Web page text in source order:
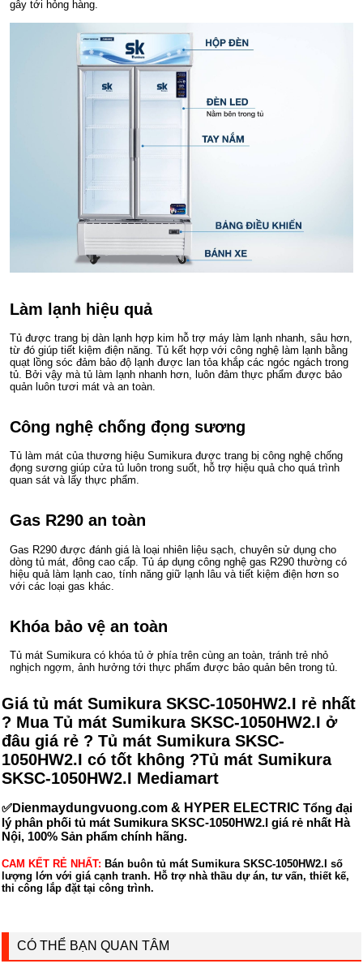
gây tới hỏng hàng.
Làm lạnh hiệu quả
Tủ được trang bị dàn lạnh hợp kim hỗ trợ máy làm lạnh nhanh, sâu hơn,
từ đó giúp tiết kiệm điện năng. Tủ kết hợp với công nghệ làm lạnh bằng
quạt lồng sóc đảm bảo độ lạnh được lan tỏa khắp các ngóc ngách trong
tủ. Bởi vậy mà tủ làm lạnh nhanh hơn, luôn đảm thực phẩm được bảo
quản luôn tươi mát và an toàn.
Công nghệ chống đọng sương
Tủ làm mát của thương hiệu Sumikura được trang bị công nghệ chống
đọng sương giúp cửa tủ luôn trong suốt, hỗ trợ hiệu quả cho quá trình
quan sát và lấy thực phẩm.
Gas R290 an toàn
Gas R290 được đánh giá là loại nhiên liệu sạch, chuyên sử dụng cho
dòng tủ mát, đông cao cấp. Tủ áp dụng công nghệ gas R290 thường có
hiệu quả làm lạnh cao, tính năng giữ lạnh lâu và tiết kiệm điện hơn so
với các loại gas khác.
Khóa bảo vệ an toàn
Tủ mát Sumikura có khóa tủ ở phía trên cùng an toàn, tránh trẻ nhỏ
nghịch ngợm, ảnh hưởng tới thực phẩm được bảo quản bên trong tủ.
Giá tủ mát Sumikura SKSC-1050HW2.I rẻ nhất
? Mua Tủ mát Sumikura SKSC-1050HW2.I ở
đâu giá rẻ ? Tủ mát Sumikura SKSC-
1050HW2.I có tốt không ?Tủ mát Sumikura
SKSC-1050HW2.I Mediamart
✅Dienmaydungvuong.com & HYPER ELECTRIC Tổng đại
lý phân phối tủ mát Sumikura SKSC-1050HW2.I giá rẻ nhất Hà
Nội, 100% Sản phẩm chính hãng.
CAM KẾT RẺ NHẤT: Bán buôn tủ mát Sumikura SKSC-1050HW2.I số
lượng lớn với giá cạnh tranh. Hỗ trợ nhà thầu dự án, tư vấn, thiết kế,
thi công lắp đặt tại công trình.
CÓ THỂ BẠN QUAN TÂM